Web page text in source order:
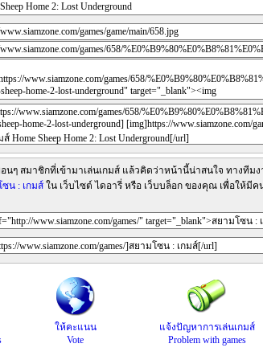
นๆ สมาชิกที่เข้ามาเล่นเกมส์ แล้วคิดว่าหน้านี้น่าสนใจ ทางทีมง
น : เกมส์ ใน เว็บไซต์ ไดอารี่ หรือ เว็บบล็อก ของคุณ เพื่อให้
ให้คะแนน
Vote
แจ้งปัญหาการเล่นเกมส์
Problem with games